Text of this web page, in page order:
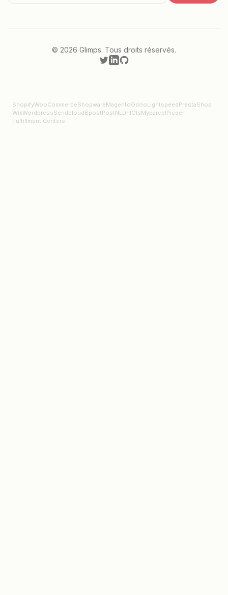
© 2026 Glimps. Tous droits réservés.
ShopifyWooCommerceShopwareMagentoOdooLightspeedPrestaShop
WixWordpressSendcloudBpostPostNLDhlGlsMyparcelPicqer
Fulfillment Centers